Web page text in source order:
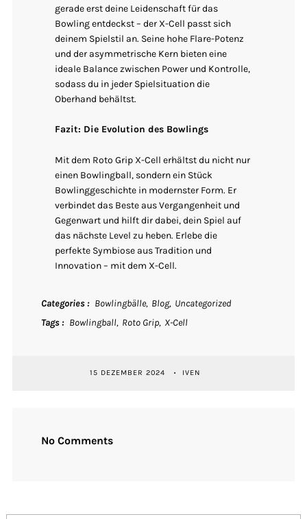
gerade erst deine Leidenschaft für das
Bowling entdeckst – der X-Cell passt sich
deinem Spielstil an. Seine hohe Flare-Potenz
und der asymmetrische Kern bieten eine
ideale Balance zwischen Power und Kontrolle,
sodass du in jeder Spielsituation die
Oberhand behältst.
Fazit: Die Evolution des Bowlings
Mit dem Roto Grip X-Cell erhältst du nicht nur
einen Bowlingball, sondern ein Stück
Bowlinggeschichte in modernster Form. Er
verbindet das Beste aus Vergangenheit und
Gegenwart und hilft dir dabei, dein Spiel auf
das nächste Level zu heben. Erlebe die
perfekte Symbiose aus Tradition und
Innovation – mit dem X-Cell.
Categories Bowlingbälle Blog Uncategorized
Tags
Bowlingball Roto Grip X-Cell
15 DEZEMBER 2024 IVEN
No Comments